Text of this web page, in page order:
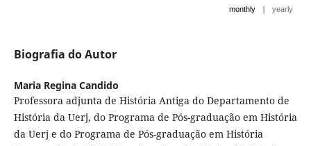
monthly | yearly
Biografia do Autor
Maria Regina Candido
Professora adjunta de História Antiga do Departamento de
História da Uerj, do Programa de Pós-graduação em História
da Uerj e do Programa de Pós-graduação em História